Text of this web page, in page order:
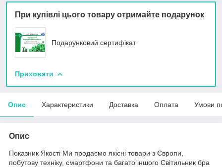
При купівлі цього товару отримайте подарунок
Подарунковий сертифікат
Приховати
Опис Характеристики Доставка Оплата Умови
Опис
Показник Якості Ми продаємо якісні товари з Європи,
побутову техніку, смартфони та багато іншого Світильник бра